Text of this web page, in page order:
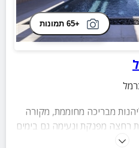
+65 תמונות
מבריכה מחוממת, מקורה
רחצה מפנקת ונעימה גם בימים
ואווירת חופש אמיתית.